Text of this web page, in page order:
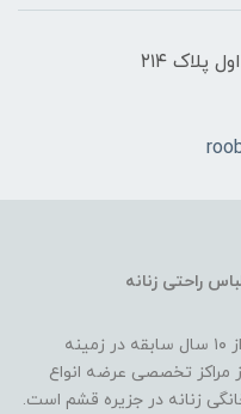
۲۱۴
راحتی زنانه
فروشگاه اینترنتی اسکای قشم با بیش از ۱۰ سال سابقه در زمینه
مراکز تخصصی عرضه انواع
زنانه در جزیره قشم است.